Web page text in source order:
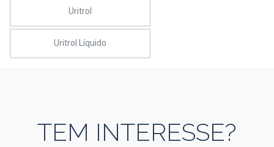
Uritrol
Uritrol Líquido
TEM INTERESSE?